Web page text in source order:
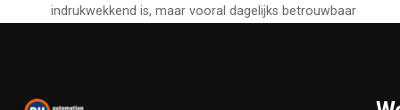
indrukwekkend is, maar vooral dagelijks betrouwbaar